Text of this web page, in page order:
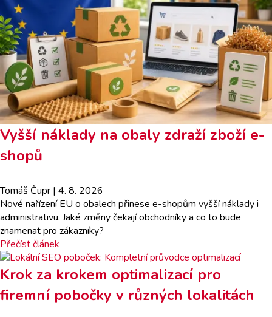
Vyšší náklady na obaly zdraží zboží e-
shopů
Tomáš Čupr | 4. 8. 2026
Nové nařízení EU o obalech přinese e-shopům vyšší náklady i
administrativu. Jaké změny čekají obchodníky a co to bude
znamenat pro zákazníky?
Přečíst článek
Krok za krokem optimalizací pro
firemní pobočky v různých lokalitách